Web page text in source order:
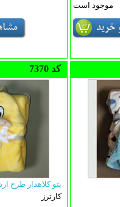
موجود است
7370 کد
پتو کلاهدار طرح
کارترز